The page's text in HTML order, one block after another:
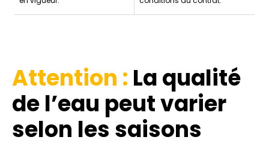
Attention : La qualité
de l’eau peut varier
selon les saisons